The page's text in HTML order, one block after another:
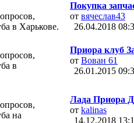
в Харькове.
Покупка
от вячеслав43
26.04.2018
в
Приора клуб
от Вован 61
26.01.2015
на
Лада Приора
от kalinas
14.12.2018